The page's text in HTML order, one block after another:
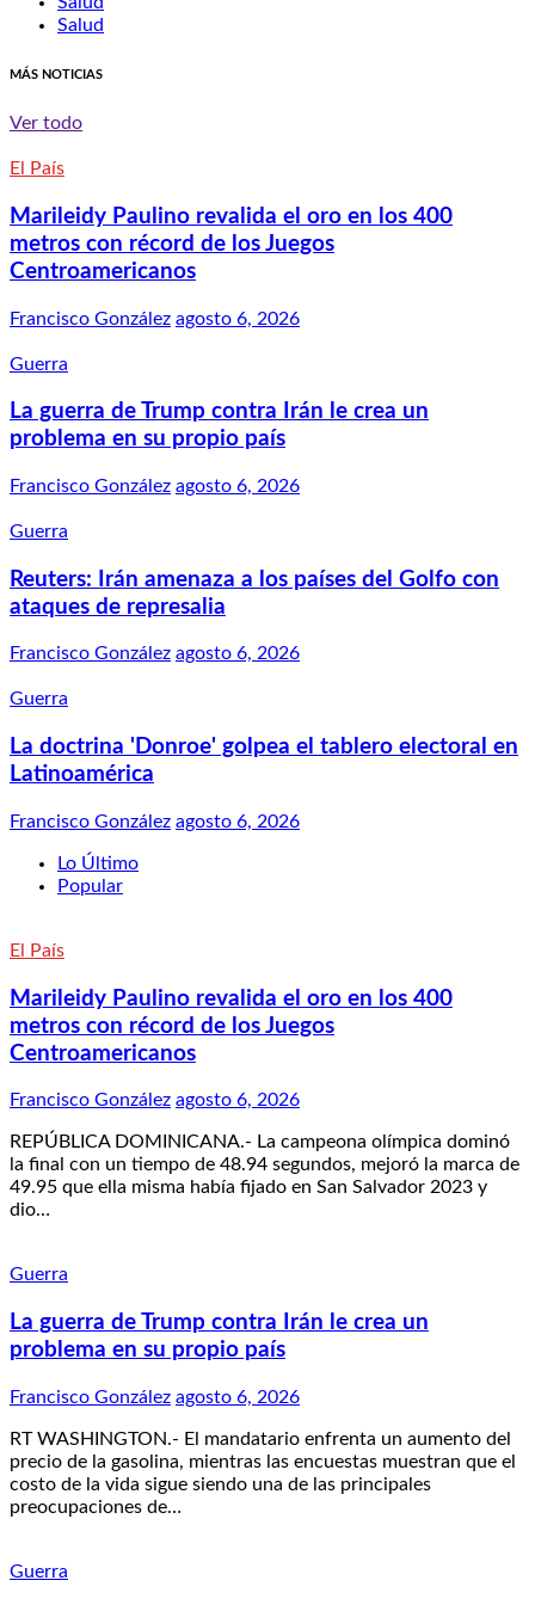
Salud
MÁS NOTICIAS
Ver todo
El País
Marileidy Paulino revalida el oro en los 400
metros con récord de los Juegos
Centroamericanos
Francisco González agosto 6, 2026
Guerra
La guerra de Trump contra Irán le crea un
problema en su propio país
Francisco González agosto 6, 2026
Guerra
Reuters: Irán amenaza a los países del Golfo con
ataques de represalia
Francisco González agosto 6, 2026
Guerra
La doctrina 'Donroe' golpea el tablero electoral en
Latinoamérica
Francisco González agosto 6, 2026
Lo Último
Popular
El País
Marileidy Paulino revalida el oro en los 400
metros con récord de los Juegos
Centroamericanos
Francisco González agosto 6, 2026
REPÚBLICA DOMINICANA.- La campeona olímpica dominó
la final con un tiempo de 48.94 segundos, mejoró la marca de
49.95 que ella misma había fijado en San Salvador 2023 y
dio…
Guerra
La guerra de Trump contra Irán le crea un
problema en su propio país
Francisco González agosto 6, 2026
RT WASHINGTON.- El mandatario enfrenta un aumento del
precio de la gasolina, mientras las encuestas muestran que el
costo de la vida sigue siendo una de las principales
preocupaciones de…
Guerra